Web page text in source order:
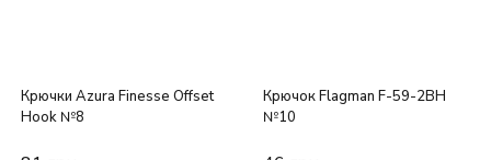
Крючки Azura Finesse Offset
Hook №8
Крючок Flagman F-59-2BH
№10